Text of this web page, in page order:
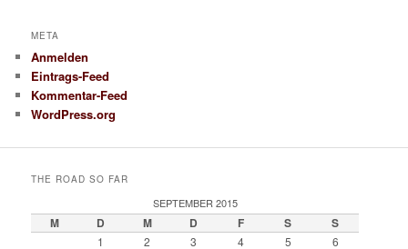
META
Anmelden
Eintrags-Feed
Kommentar-Feed
WordPress.org
THE ROAD SO FAR
SEPTEMBER 2015
M D M D F S S
1 2 3 4 5 6